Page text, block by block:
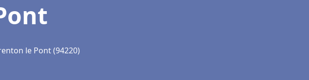
le Pont (94220)